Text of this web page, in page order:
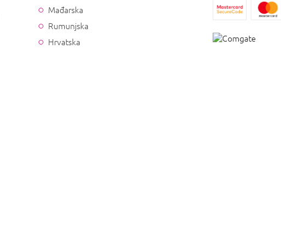
Mađarska
Rumunjska
Hrvatska